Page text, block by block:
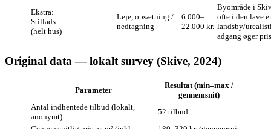
Ekstra:
Stillads
(helt hus)
—
Leje, opsætning /
nedtagning
6.000–
22.000 kr.
Byområde i
ofte i den lave
landsby/
adgang øger
Original data — lokalt survey (Skive, 2024)
Parameter
Resultat (min–max /
gennemsnit)
Antal indhentede tilbud (lokalt,
anonymt)
52 tilbud